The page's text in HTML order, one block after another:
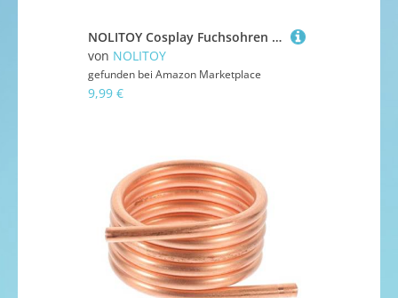
NOLITOY Cosplay Fuchsohren und Flauschige Simulation Tail Prop Langlebiges Accessoire für Party und Rollenspiel Unisex Kostümzubehör für Halloween und Mottoparty
von NOLITOY
gefunden bei Amazon Marketplace
9,99 €